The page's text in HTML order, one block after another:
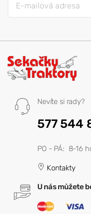
Nevíte si rady?
577 544
PO - PÁ: 8-16
Kontakty
U nás můžete